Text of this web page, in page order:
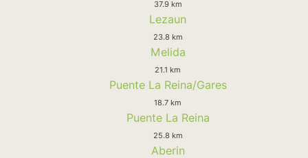
37.9 km
Lezaun
23.8 km
Melida
21.1 km
Puente La Reina/Gares
18.7 km
Puente La Reina
25.8 km
Aberin